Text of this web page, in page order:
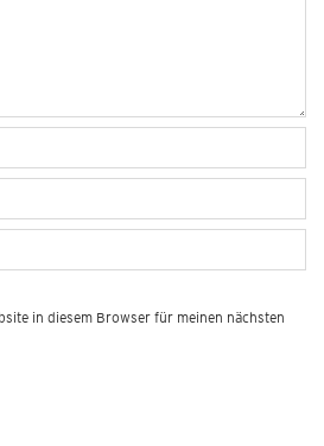
in diesem Browser für meinen nächsten